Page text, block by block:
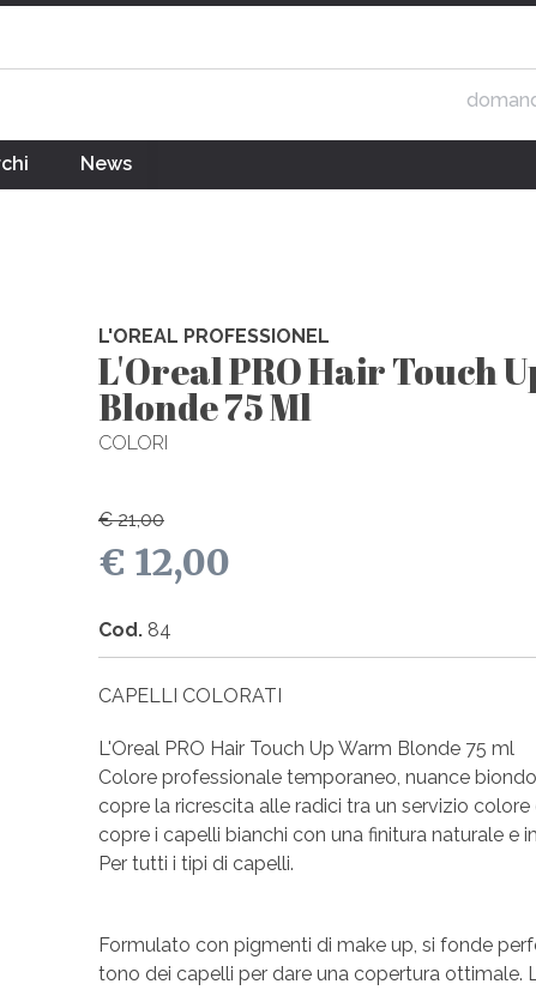
News
L'OREAL PROFESSIONEL
L'Oreal PRO Hair Touch
Blonde 75 Ml
COLORI
€ 21,00
€ 12,00
Cod. 84
CAPELLI COLORATI
L'Oreal PRO Hair Touch Up Warm Blonde 75 ml
Colore professionale temporaneo, nuance
copre la ricrescita alle radici tra un servizio
copre i capelli bianchi con una finitura naturale e
Per tutti i tipi di capelli.
Formulato con pigmenti di make up, si fonde
tono dei capelli per dare una copertura ottimale.